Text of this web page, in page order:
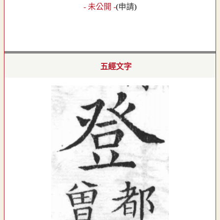
- 未公開 -(申請)
五經文字